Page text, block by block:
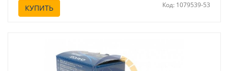
КУПИТЬ Код: 1079539-53